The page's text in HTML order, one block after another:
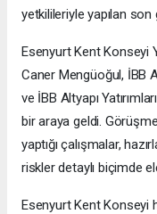
yetkilileriyle yapılan
Esenyurt Kent Konseyi
Caner Mengüoğul, İBB
ve İBB Altyapı
bir araya geldi.
yaptığı çalışmalar,
riskler detaylı biçimde
Esenyurt Kent Konseyi